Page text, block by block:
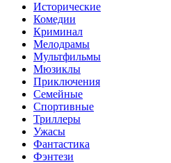
Исторические
Комедии
Криминал
Мелодрамы
Мультфильмы
Мюзиклы
Приключения
Семейные
Спортивные
Триллеры
Ужасы
Фантастика
Фэнтези